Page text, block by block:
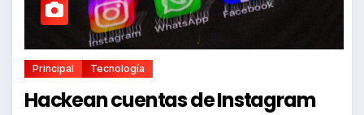
Principal Tecnología
Hackean cuentas de Instagram